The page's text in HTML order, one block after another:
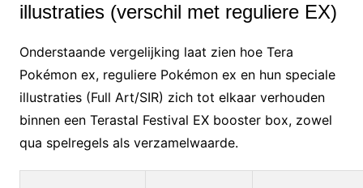
illustraties (verschil met reguliere EX)
Onderstaande vergelijking laat zien hoe Tera
Pokémon ex, reguliere Pokémon ex en hun speciale
illustraties (Full Art/SIR) zich tot elkaar verhouden
binnen een Terastal Festival EX booster box, zowel
qua spelregels als verzamelwaarde.